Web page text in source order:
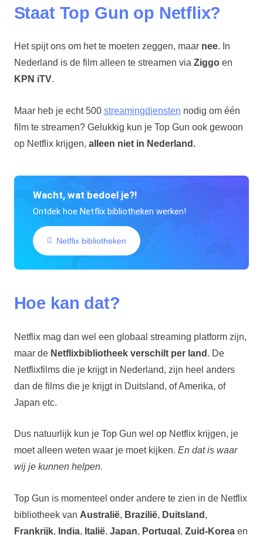
Staat Top Gun op Netflix?
Het spijt ons om het te moeten zeggen, maar nee. In
Nederland is de film alleen te streamen via Ziggoen
KPN iTV.
Maar heb je echt 500 streamingdiensten nodig om één
film te streamen? Gelukkig kun je Top Gun ook gewoon
op Netflix krijgen, alleen niet in Nederland.
Wacht, wat bedoel je?!
Ontdek hoe Netflix bibliotheken werken!
Netflix bibliotheken
Hoe kan dat?
Netflix mag dan wel een globaal streaming platform zijn,
maar de Netflixbibliotheek verschilt per land . De
Netflixfilms die je krijgt in Nederland, zijn heel anders
dan de films die je krijgt in Duitsland, of Amerika, of
Japan etc.
Dus natuurlijk kun je Top Gun wel op Netflix krijgen, je
moet alleen weten waar je moet kijken. En dat is waar
wij je kunnen helpen.
Top Gun is momenteel onder andere te zien in de Netflix
bibliotheek van Australië, Brazilië, Duitsland ,
Frankrijk, India, Italië, Japan, Portugal , Zuid-Koreaen